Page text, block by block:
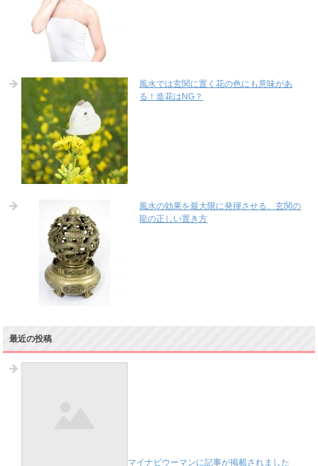
風水では玄関に置く花の色にも意味があ
る！造花はNG？
風水の効果を最大限に発揮させる、玄関の
龍の正しい置き方
最近の投稿
マイナビウーマンに記事が掲載されました